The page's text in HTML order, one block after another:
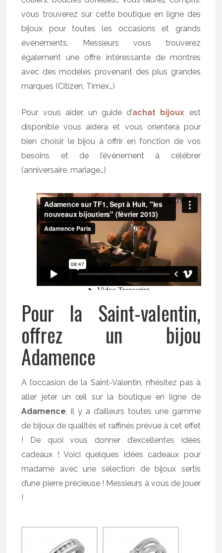
vous trouverez sur cette boutique en ligne des
bijoux pour toutes les occasions et grands
événements. Messieurs vous trouverez
également une offre intéressante de montres
avec des modèles provenant des plus grandes
marques (Citizen, Timex…)
Pour vous aider, un guide d’achat bijoux est
disponible vous aidera et vous orientera pour
bien choisir le bijou à offrir en fonction de vos
besoins et de l’événement à célébrer
(anniversaire, mariage…)
Pour la Saint-valentin,
offrez un bijou
Adamence
A l’occasion de la Saint-Valentin, n’hésitez pas à
aller jeter un œil sur la boutique en ligne de
Adamence, il y a d’ailleurs toutes une gamme
de bijoux de qualités et raffinés prévue à cet effet
! De quoi vous donner d’excellentes idées
cadeaux ! Voici quelques idées cadeaux pour
madame avec une sélection de bijoux sertis
d’une pierre précieuse ! Messieurs à vous de jouer
!